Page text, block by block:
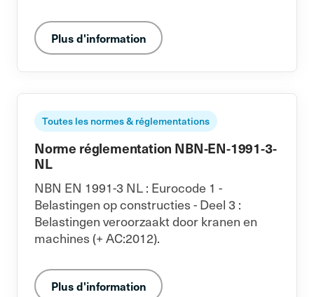
Plus d'information
Toutes les normes & réglementations
Norme réglementation NBN-EN-1991-3-
NL
NBN EN 1991-3 NL : Eurocode 1 -
Belastingen op constructies - Deel 3 :
Belastingen veroorzaakt door kranen en
machines (+ AC:2012).
Plus d'information